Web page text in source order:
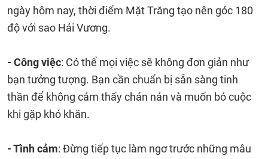
ngày hôm nay, thời điểm Mặt Trăng tạo nên góc 180
độ với sao Hải Vương.
- Công việc: Có thể mọi việc sẽ không đơn giản như
bạn tưởng tượng. Bạn cần chuẩn bị sẵn sàng tinh
thần để không cảm thấy chán nản và muốn bỏ cuộc
khi gặp khó khăn.
- Tình cảm: Đừng tiếp tục làm ngơ trước những mâu